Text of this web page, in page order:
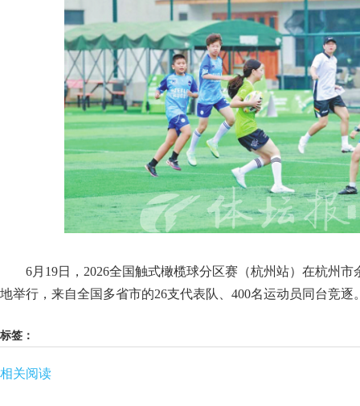
6月19日，2026全国触式橄榄球分区赛（杭州站）在杭州市
地举行，来自全国多省市的26支代表队、400名运动员同台竞逐
标签：
相关阅读